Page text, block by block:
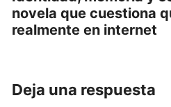
novela que cuestiona
realmente en internet
Deja una respuesta